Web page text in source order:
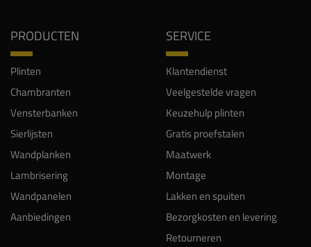
PRODUCTEN
Plinten
Chambranten
Vensterbanken
Sierlijsten
Wandplanken
Lambrisering
Wandpanelen
Aanbiedingen
SERVICE
Klantendienst
Veelgestelde vragen
Keuzehulp plinten
Gratis proefstalen
Maatwerk
Montage
Lakken en spuiten
Bezorgkosten en levering
Retourneren